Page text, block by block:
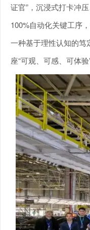
证官”，沉浸式打卡冲
100%自动化关键工序
一种基于理性认知的笃
座“可观、可感、可体验